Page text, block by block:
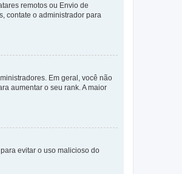
remotos ou Envio de
contate o administrador para
Em geral, você não
aumentar o seu rank. A maior
evitar o uso malicioso do